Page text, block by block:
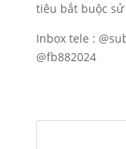
tiêu bắt buộc
Inbox tele :
@fb882024